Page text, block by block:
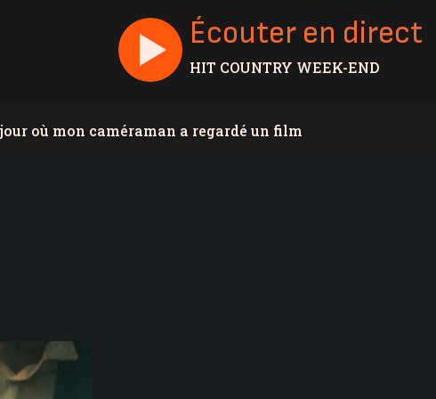
Écouter en direct
HIT COUNTRY WEEK-END
où mon caméraman a regardé un film
6,4% en juillet au Canada, la Chaudière-Appalaches
des vapeurs de gaz toxiques
aux policiers, à la DPJ et à du personnel
collision à Saint-Bernard
de Sainte-Marie